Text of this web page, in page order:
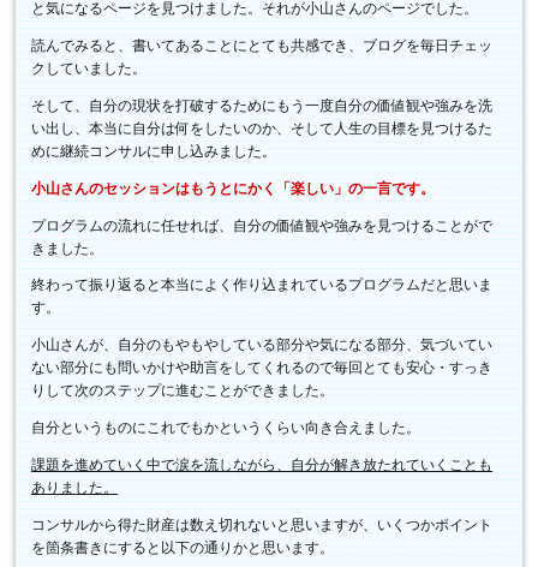
と気になるページを見つけました。それが小山さんのページでした。
読んでみると、書いてあることにとても共感でき、ブログを毎日チェッ
クしていました。
そして、自分の現状を打破するためにもう一度自分の価値観や強みを洗
い出し、本当に自分は何をしたいのか、そして人生の目標を見つけるた
めに継続コンサルに申し込みました。
小山さんのセッションはもうとにかく「楽しい」の一言です。
プログラムの流れに任せれば、自分の価値観や強みを見つけることがで
きました。
終わって振り返ると本当によく作り込まれているプログラムだと思いま
す。
小山さんが、自分のもやもやしている部分や気になる部分、気づいてい
ない部分にも問いかけや助言をしてくれるので毎回とても安心・すっき
りして次のステップに進むことができました。
自分というものにこれでもかというくらい向き合えました。
課題を進めていく中で涙を流しながら、自分が解き放たれていくことも
ありました。
コンサルから得た財産は数え切れないと思いますが、いくつかポイント
を箇条書きにすると以下の通りかと思います。